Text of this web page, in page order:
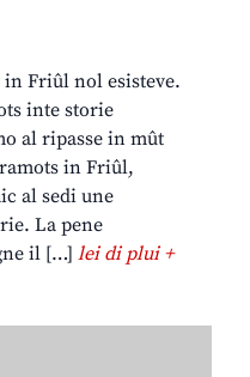
Friûl nol esisteve.
inte storie
al ripasse in mût
in Friûl,
al sedi une
La pene
il […]lei di plui +